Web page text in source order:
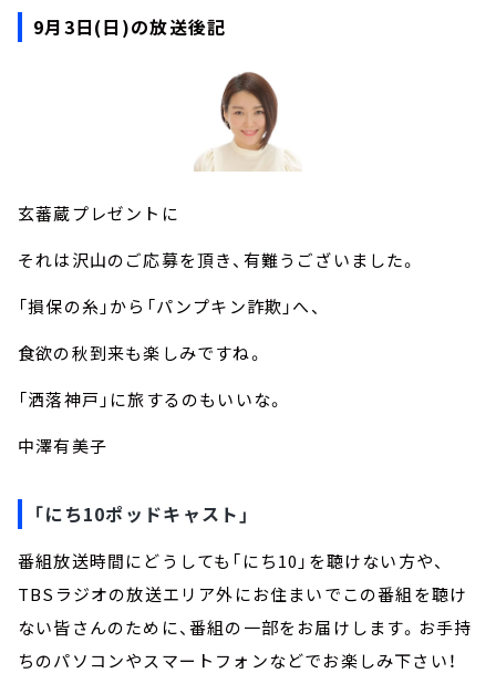
9月3日(日)の放送後記
玄蕃蔵プレゼントに
それは沢山のご応募を頂き、有難うございました。
「損保の糸」から「パンプキン詐欺」へ、
食欲の秋到来も楽しみですね。
「洒落神戸」に旅するのもいいな。
中澤有美子
「にち10ポッドキャスト」
番組放送時間にどうしても「にち10」を聴けない方や、
TBSラジオの放送エリア外にお住まいでこの番組を聴け
ない皆さんのために、番組の一部をお届けします。お手持
ちのパソコンやスマートフォンなどでお楽しみ下さい！